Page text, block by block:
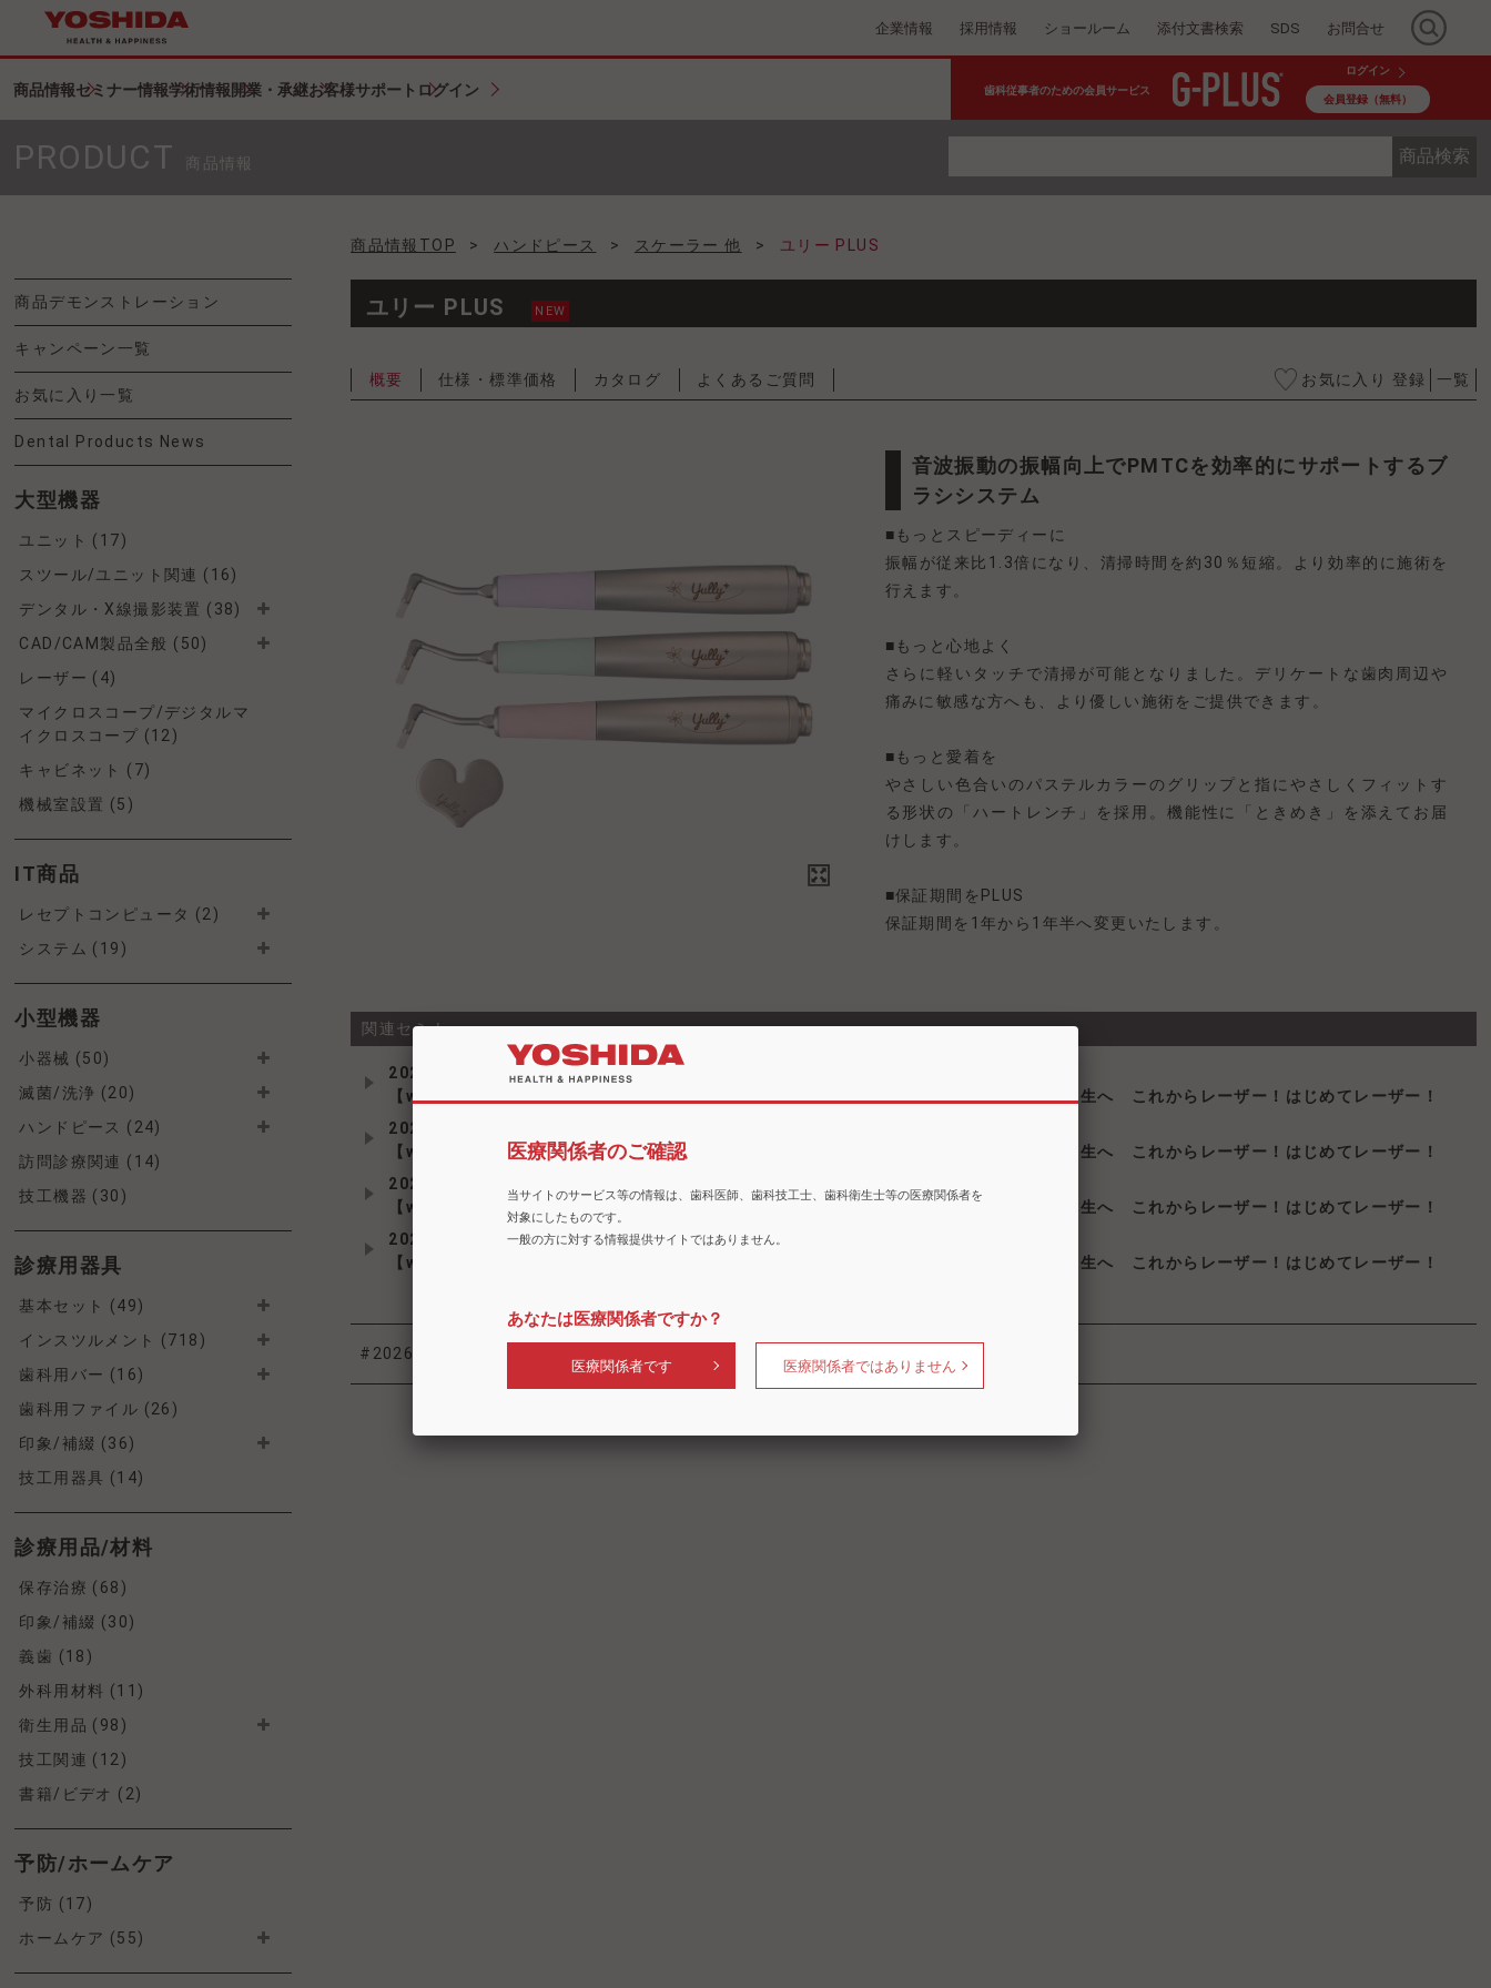
企業情報 採用情報 ショールーム 添付文書検索 SDS お問合せ
商品情報セミナー情報学術情報開業・承継お客様サポート ログイン 歯科従事者のための会員サービス
ログイン
会員登録（無料）
PRODUCT 商品情報 商品検索
商品デモンストレーション
キャンペーン一覧
お気に入り一覧
Dental Products News
大型機器
ユニット (17)
スツール/ユニット関連 (16)
デンタル・X線撮影装置 (38)
CAD/CAM製品全般 (50)
レーザー (4)
マイクロスコープ/デジタルマ
イクロスコープ (12)
キャビネット (7)
機械室設置 (5)
IT商品
レセプトコンピュータ (2)
システム (19)
小型機器
小器械 (50)
滅菌/洗浄 (20)
ハンドピース (24)
訪問診療関連 (14)
技工機器 (30)
診療用器具
基本セット (49)
インスツルメント (718)
歯科用バー (16)
歯科用ファイル (26)
印象/補綴 (36)
技工用器具 (14)
診療用品/材料
保存治療 (68)
印象/補綴 (30)
義歯 (18)
外科用材料 (11)
衛生用品 (98)
技工関連 (12)
書籍/ビデオ (2)
予防/ホームケア
予防 (17)
ホームケア (55)
商品情報TOP > ハンドピース > スケーラー 他 > ユリー PLUS
ユリー PLUS NEW
概要 仕様・標準価格 カタログ よくあるご質問 お気に入り 登録 一覧
音波振動の振幅向上でPMTCを効率的にサポートするブ
ラシシステム
■もっとスピーディーに
振幅が従来比1.3倍になり、清掃時間を約30％短縮。より効率的に施術を
行えます。
■もっと心地よく
さらに軽いタッチで清掃が可能となりました。デリケートな歯肉周辺や
痛みに敏感な方へも、より優しい施術をご提供できます。
■もっと愛着を
やさしい色合いのパステルカラーのグリップと指にやさしくフィットす
る形状の「ハートレンチ」を採用。機能性に「ときめき」を添えてお届
けします。
■保証期間をPLUS
保証期間を1年から1年半へ変更いたします。
関連セミナー
2026年09月27日(日)
【web LIVEセミナー】「患者さんに安全で、効率の良い診療を提供したい」とお考えの先生へ これからレーザー！はじめてレーザー！
2026年10月01日(木)
【web LIVEセミナー】「患者さんに安全で、効率の良い診療を提供したい」とお考えの先生へ これからレーザー！はじめてレーザー！
2026年10月25日(日)
【web LIVEセミナー】「患者さんに安全で、効率の良い診療を提供したい」とお考えの先生へ これからレーザー！はじめてレーザー！
2026年10月29日(木)
【web LIVEセミナー】「患者さんに安全で、効率の良い診療を提供したい」とお考えの先生へ これからレーザー！はじめてレーザー！
#2026北海道デンタルショー
医療関係者のご確認
当サイトのサービス等の情報は、歯科医師、歯科技工士、歯科衛生士等の医療関係者を
対象にしたものです。
一般の方に対する情報提供サイトではありません。
あなたは医療関係者ですか？
医療関係者です 医療関係者ではありません